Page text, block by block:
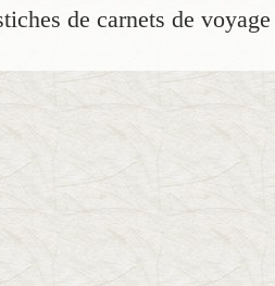
de carnets de voyage